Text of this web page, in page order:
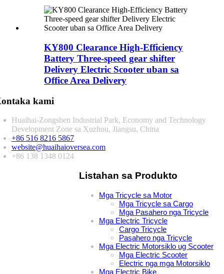
KY800 Clearance High-Efficiency
Battery Three-speed gear shifter
Delivery Electric Scooter uban sa
Office Area Delivery
kami
Huaihai-Zongshen Industrial Park, Economy and Technology
Development Zone sa Xuzhou, Jiangsu, China
+86 516 8216 5867
website@huaihaioversea.com
+86 138 1348 0124
Listahan sa Produkto
Mga Tricycle sa Motor
Mga Tricycle sa Cargo
Mga Pasahero nga Tricycle
Mga Electric Tricycle
Cargo Tricycle
Pasahero nga Tricycle
Mga Electric Motorsiklo ug Scooter
Mga Electric Scooter
Electric nga mga Motorsiklo
Mga Electric Bike